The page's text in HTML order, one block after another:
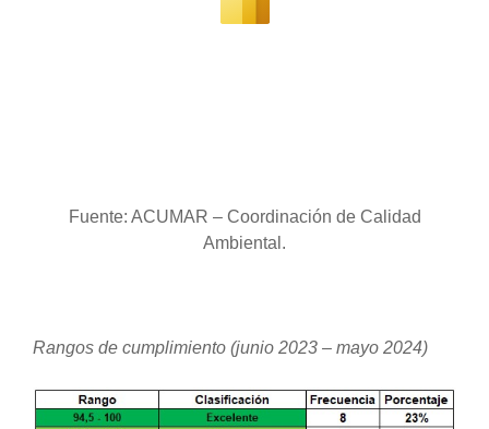
Fuente: ACUMAR – Coordinación de Calidad
Ambiental.
Rangos de cumplimiento (junio 2023 – mayo 2024)